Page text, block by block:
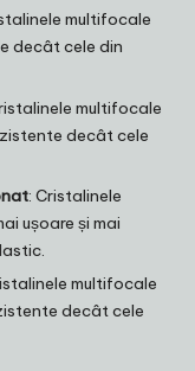
multifocale
decât cele din
multifocale
decât cele
: Cristalinele
ușoare și mai
multifocale
decât cele